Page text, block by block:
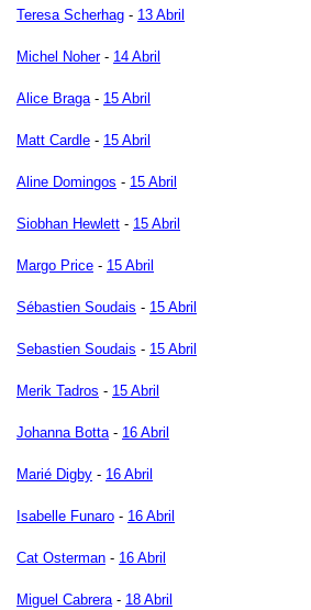
Teresa Scherhag - 13 Abril
Michel Noher- 14 Abril
Alice Braga- 15 Abril
Matt Cardle - 15 Abril
Aline Domingos - 15 Abril
Siobhan Hewlett - 15 Abril
Margo Price - 15 Abril
Sébastien Soudais - 15 Abril
Sebastien Soudais - 15 Abril
Merik Tadros - 15 Abril
Johanna Botta- 16 Abril
Marié Digby - 16 Abril
Isabelle Funaro - 16 Abril
Cat Osterman - 16 Abril
Miguel Cabrera- 18 Abril